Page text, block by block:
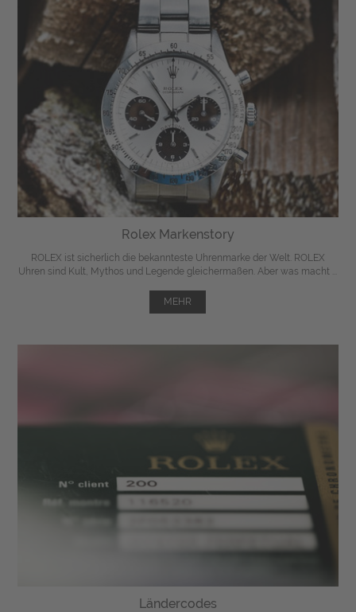
Rolex Markenstory
ROLEX ist sicherlich die bekannteste Uhrenmarke der Welt. ROLEX
Uhren sind Kult, Mythos und Legende gleichermaßen. Aber was macht ...
MEHR
Ländercodes